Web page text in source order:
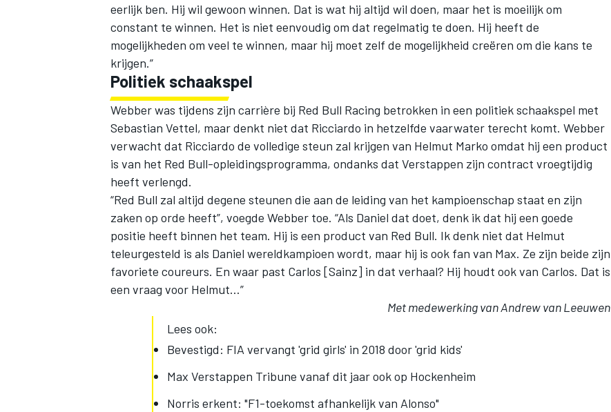
eerlijk ben. Hij wil gewoon winnen. Dat is wat hij altijd wil doen, maar het is moeilijk om
constant te winnen. Het is niet eenvoudig om dat regelmatig te doen. Hij heeft de
mogelijkheden om veel te winnen, maar hij moet zelf de mogelijkheid creëren om die kans te
krijgen.”
Politiek schaakspel
Webber was tijdens zijn carrière bij Red Bull Racing betrokken in een politiek schaakspel met
Sebastian Vettel, maar denkt niet dat Ricciardo in hetzelfde vaarwater terecht komt. Webber
verwacht dat Ricciardo de volledige steun zal krijgen van Helmut Marko omdat hij een product
is van het Red Bull-opleidingsprogramma, ondanks dat Verstappen zijn contract vroegtijdig
heeft verlengd.
“Red Bull zal altijd degene steunen die aan de leiding van het kampioenschap staat en zijn
zaken op orde heeft”, voegde Webber toe. “Als Daniel dat doet, denk ik dat hij een goede
positie heeft binnen het team. Hij is een product van Red Bull. Ik denk niet dat Helmut
teleurgesteld is als Daniel wereldkampioen wordt, maar hij is ook fan van Max. Ze zijn beide zijn
favoriete coureurs. En waar past Carlos [Sainz] in dat verhaal? Hij houdt ook van Carlos. Dat is
een vraag voor Helmut…”
Met medewerking van Andrew van Leeuwen
Lees ook:
Bevestigd: FIA vervangt 'grid girls' in 2018 door 'grid kids'
Max Verstappen Tribune vanaf dit jaar ook op Hockenheim
Norris erkent: "F1-toekomst afhankelijk van Alonso"